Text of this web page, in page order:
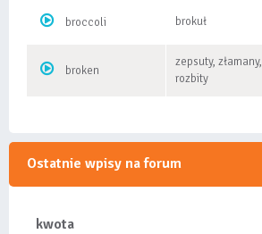
broccoli brokuł
broken
zepsuty, złamany,
rozbity
Ostatnie wpisy na forum
kwota